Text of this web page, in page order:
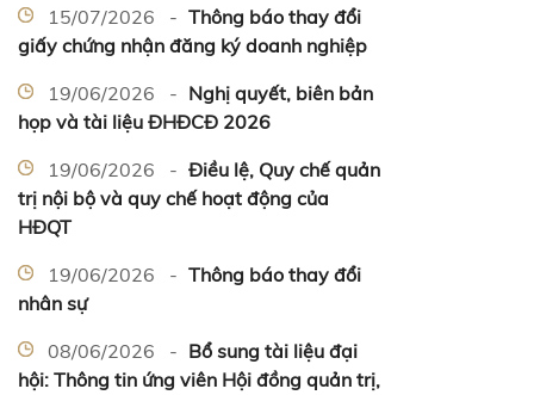
15/07/2026 - Thông báo thay đổi
giấy chứng nhận đăng ký doanh nghiệp
19/06/2026 - Nghị quyết, biên bản
họp và tài liệu ĐHĐCĐ 2026
19/06/2026 - Điều lệ, Quy chế quản
trị nội bộ và quy chế hoạt động của
HĐQT
19/06/2026 - Thông báo thay đổi
nhân sự
08/06/2026 - Bổ sung tài liệu đại
hội: Thông tin ứng viên Hội đồng quản trị,